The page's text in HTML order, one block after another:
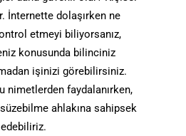
İnternette dolaşırken ne
etmeyi biliyorsanız,
konusunda bilinciniz
işinizi görebilirsiniz.
nimetlerden faydalanırken,
ahlakına sahipsek